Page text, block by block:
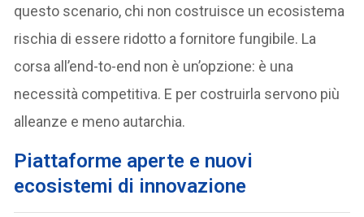
questo scenario, chi non costruisce un ecosistema
rischia di essere ridotto a fornitore fungibile. La
corsa all’end-to-end non è un’opzione: è una
necessità competitiva. E per costruirla servono più
alleanze e meno autarchia.
Piattaforme aperte e nuovi
ecosistemi di innovazione